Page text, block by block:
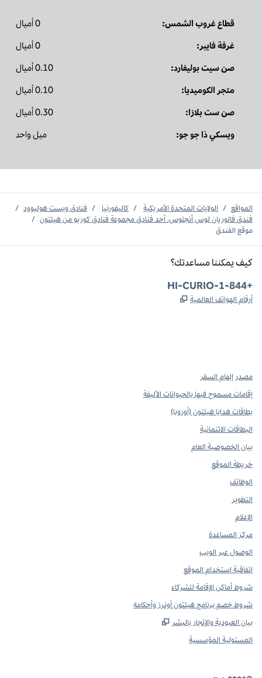
قطاع غروب الشمس:
0 أميال
غرفة فايبر:
0 أميال
صن سيت بوليفارد:
0.10 أميال
متجر الكوميديا:
0.10 أميال
صن ست بلازا:
0.30 أميال
ويسكي ذا جو جو:
ميل واحد
المواقع / الولايات المتحدة الأمريكية / كاليفورنيا / فنادق ويست هوليوود /
فندق فالوريان لوس أنجلوس، أحد فنادق مجموعة فنادق كوريو من هيلتون /
موقع الفندق
كيف يمكننا مساعدتك؟
الهاتف:
+1-844-HI-CURIO
أرقام الهواتف العالمية
مصدر إلهام السفر
إقامات مسموح فيها بالحيوانات الأليفة
بطاقات هدايا هيلتون (أوروبا)
البطاقات الائتمانية
بيان الخصوصية العام
خريطة الموقع
الوظائف
التطوير
الإعلام
مركز المساعدة
الوصول عبر الويب
اتفاقية استخدام الموقع
شروط أماكن الإقامة للشركاء
شروط خصم برنامج هيلتون أونرز وأحكامه
بيان العبودية والإتجار بالبشر
المسئولية المؤسسية